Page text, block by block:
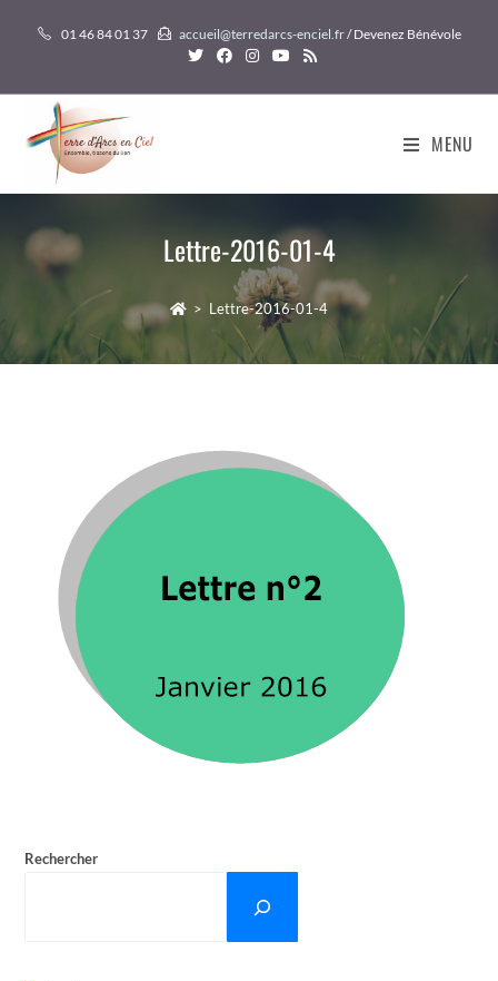
01 46 84 01 37 accueil@terredarcs-enciel.fr/ Devenez Bénévole
MENU
Lettre-2016-01-4
> Lettre-2016-01-4
Rechercher